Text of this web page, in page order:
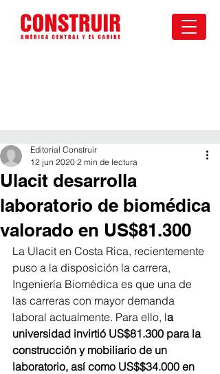
Ulacit desarrolla
laboratorio de biomédica
valorado en US$81.300
Editorial Construir
12 jun 2020 2 min de lectura
La Ulacit en Costa Rica, recientemente
puso a la disposición la carrera,
Ingeniería Biomédica es que una de
las carreras con mayor demanda
laboral actualmente. Para ello, la
universidad invirtió US$81.300 para la
construcción y mobiliario de un
laboratorio, así como US$$34.000 en